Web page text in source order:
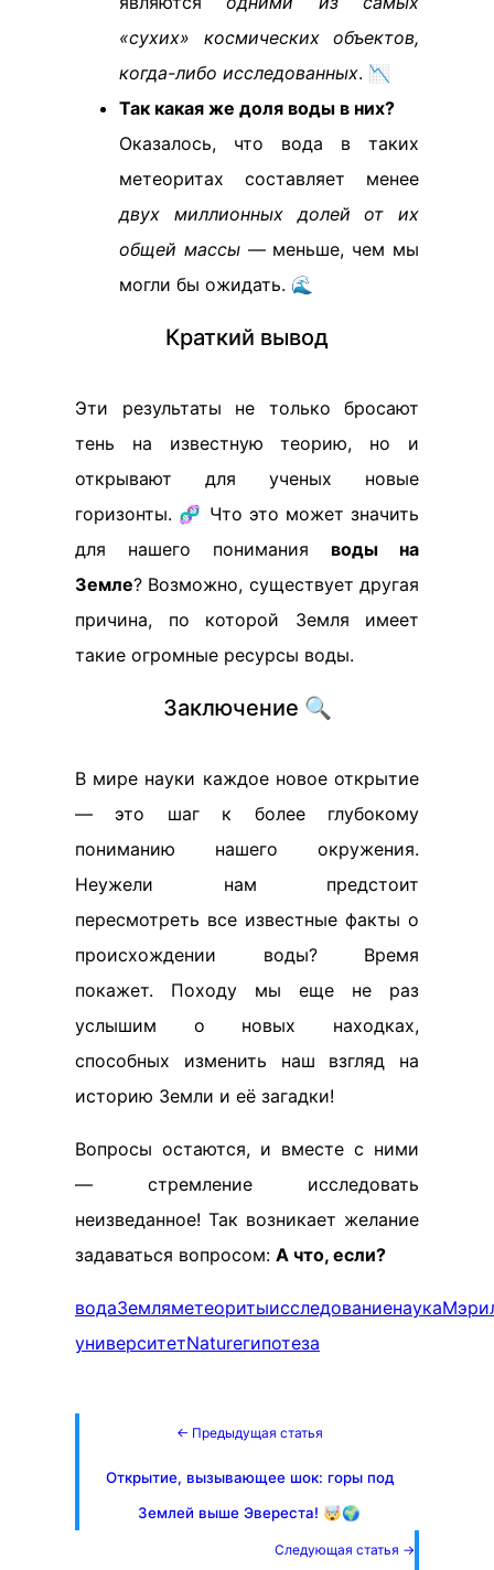
«сухих» космических объектов,
когда-либо исследованных. 📉
Так какая же доля воды в них?
Оказалось, что вода в таких
метеоритах составляет менее
двух миллионных долей от их
общей массы— меньше, чем мы
могли бы ожидать. 🌊
Краткий вывод
Эти результаты не только бросают
тень на известную теорию, но и
открывают для ученых новые
горизонты. 🧬 Что это может значить
для нашего понимания воды на
Земле? Возможно, существует другая
причина, по которой Земля имеет
такие огромные ресурсы воды.
Заключение 🔍
В мире науки каждое новое открытие
— это шаг к более глубокому
пониманию нашего окружения.
Неужели нам предстоит
пересмотреть все известные факты о
происхождении воды? Время
покажет. Походу мы еще не раз
услышим о новых находках,
способных изменить наш взгляд на
историю Земли и её загадки!
Вопросы остаются, и вместе с ними
— стремление исследовать
неизведанное! Так возникает желание
задаваться вопросом: А что, если?
водаЗемляметеоритыисследованиенаука
университетNatureгипотеза
← Предыдущая статья
Открытие, вызывающее шок: горы под
Землей выше Эвереста! 🤯🌍
Следующая статья →